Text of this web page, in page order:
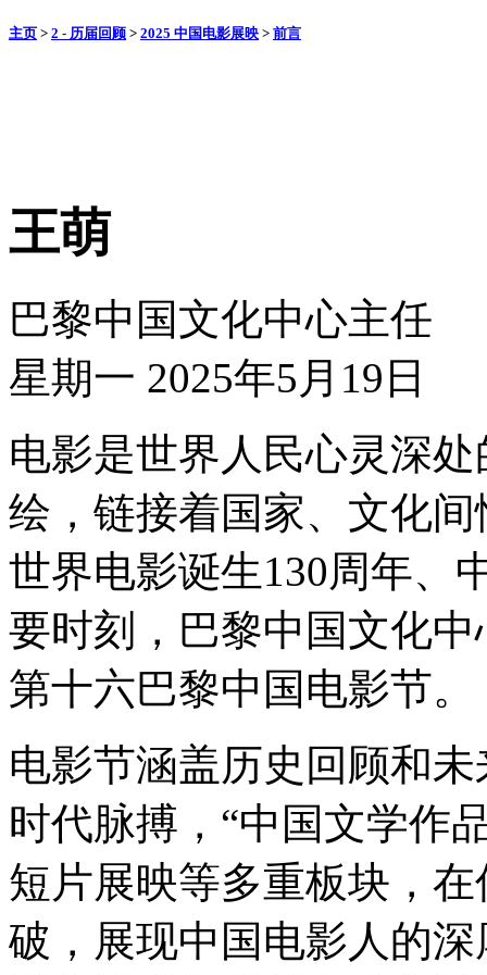
主页 > 2 - 历届回顾 > 2025 中国电影展映 > 前言
王萌
巴黎中国文化中心主任
星期一 2025年5月19日
电影是世界人民心灵深
绘，链接着国家、文化
世界电影诞生130周年、
要时刻，巴黎中国文化
第十六巴黎中国电影节。
电影节涵盖历史回顾和
时代脉搏，“中国文学作
短片展映等多重板块，
破，展现中国电影人的